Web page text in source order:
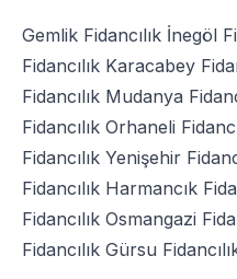
Gemlik Fidancılık İnegöl
Fidancılık Karacabey
Fidancılık Mudanya
Fidancılık Orhaneli
Fidancılık Yenişehir
Fidancılık Harmancık
Fidancılık Osmangazi
Fidancılık Gürsu